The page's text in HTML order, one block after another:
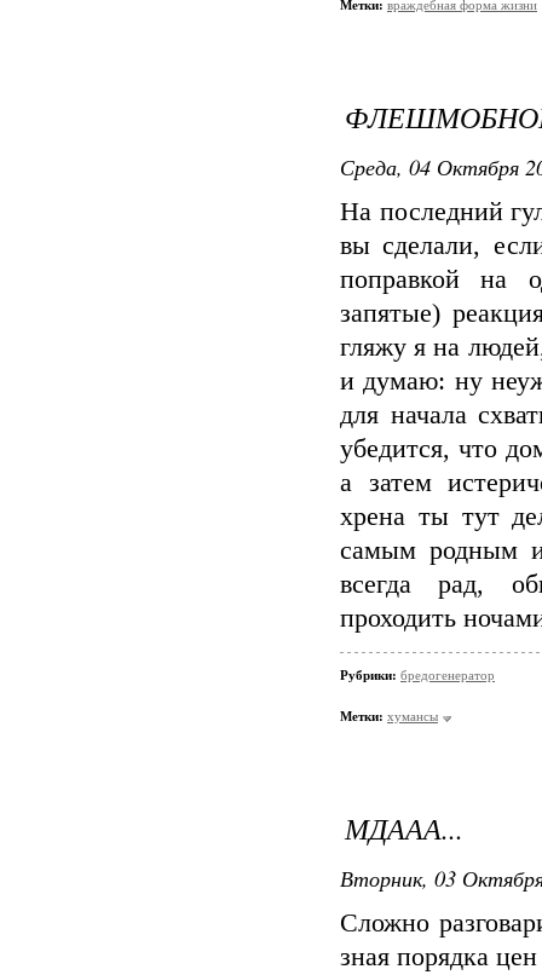
Метки: враждебная форма жизни
Среда, 04 Октября
На последний
вы сделали,
поправкой на
запятые)
гляжу я на
и думаю: ну
для начала
убедится, что
а затем
хрена ты тут
самым родным и
всегда рад,
проходить
Рубрики: бредогенератор
Метки: хумансы
МДААА...
Вторник, 03
Сложно
зная порядка